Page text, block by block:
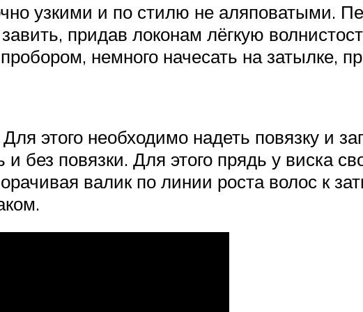
узкими и по стилю не аляповатыми.
придав локонам лёгкую
немного начесать на затылке,
этого необходимо надеть повязку и
без повязки. Для этого прядь у виска
валик по линии роста волос к